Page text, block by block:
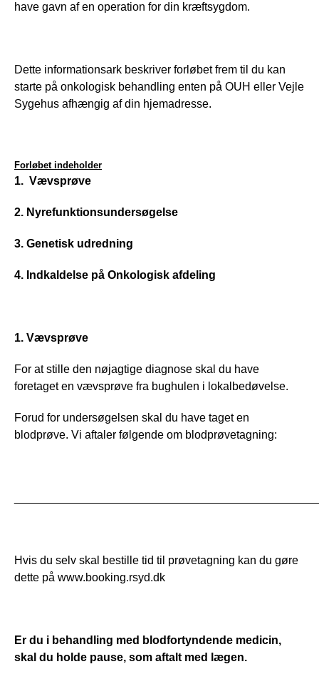
have gavn af en operation for din kræftsygdom.
Dette informationsark beskriver forløbet frem til du kan
starte på onkologisk behandling enten på OUH eller Vejle
Sygehus afhængig af din hjemadresse.
Forløbet indeholder
1.  Vævsprøve
2. Nyrefunktionsundersøgelse
3. Genetisk udredning
4. Indkaldelse på Onkologisk afdeling
1. Vævsprøve
For at stille den nøjagtige diagnose skal du have
foretaget en vævsprøve fra bughulen i lokalbedøvelse.
Forud for undersøgelsen skal du have taget en
blodprøve. Vi aftaler følgende om blodprøvetagning:
Hvis du selv skal bestille tid til prøvetagning kan du gøre
dette på www.booking.rsyd.dk
Er du i behandling med blodfortyndende medicin,
skal du holde pause, som aftalt med lægen.